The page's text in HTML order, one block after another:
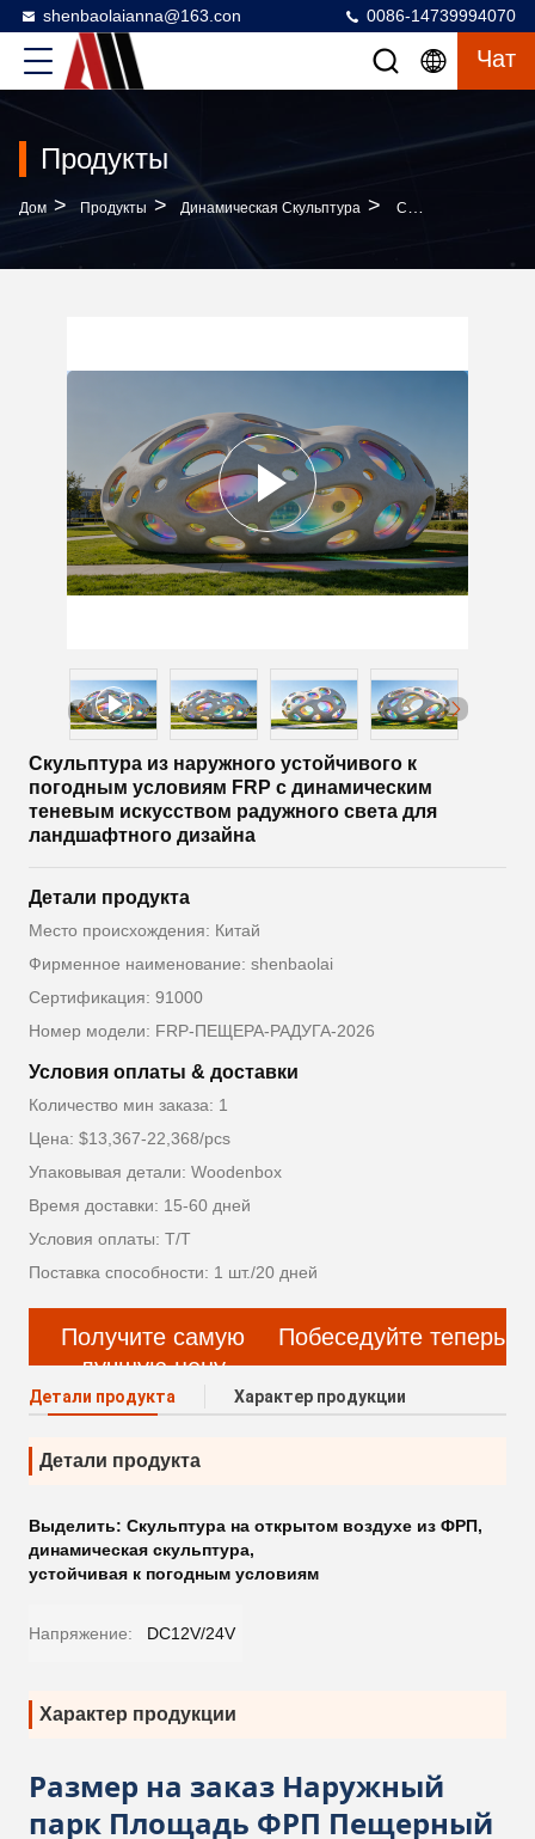
shenbaolaianna@163.con 0086-14739994070
Чат
Продукты
Дом > Продукты > Динамическая Скульптура > Скульптура Из Наружного Устойчивого К Погодным Условиям FRP С Динамическим Теневым Искусством Радужного Света Для Ландшафтного Дизайна
Скульптура из наружного устойчивого к
погодным условиям FRP с динамическим
теневым искусством радужного света для
ландшафтного дизайна
Детали продукта
Место происхождения: Китай
Фирменное наименование: shenbaolai
Сертификация: 91000
Номер модели: FRP-ПЕЩЕРА-РАДУГА-2026
Условия оплаты & доставки
Количество мин заказа: 1
Цена: $13,367-22,368/pcs
Упаковывая детали: Woodenbox
Время доставки: 15-60 дней
Условия оплаты: Т/Т
Поставка способности: 1 шт./20 дней
Получите самую
лучшую цену
Побеседуйте теперь
Детали продукта Характер продукции
Детали продукта
Выделить: Скульптура на открытом воздухе из ФРП,
динамическая скульптура,
устойчивая к погодным условиям
Напряжение: DC12V/24V
Характер продукции
Размер на заказ Наружный
парк Площадь ФРП Пещерный